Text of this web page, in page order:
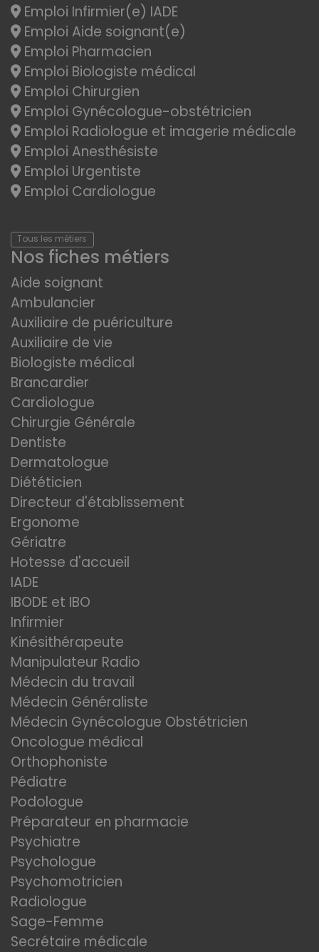
Emploi Infirmier(e) IADE
Emploi Aide soignant(e)
Emploi Pharmacien
Emploi Biologiste médical
Emploi Chirurgien
Emploi Gynécologue-obstétricien
Emploi Radiologue et imagerie médicale
Emploi Anesthésiste
Emploi Urgentiste
Emploi Cardiologue
Tous les métiers
Nos fiches métiers
Aide soignant
Ambulancier
Auxiliaire de puériculture
Auxiliaire de vie
Biologiste médical
Brancardier
Cardiologue
Chirurgie Générale
Dentiste
Dermatologue
Diététicien
Directeur d'établissement
Ergonome
Gériatre
Hotesse d'accueil
IADE
IBODE et IBO
Infirmier
Kinésithérapeute
Manipulateur Radio
Médecin du travail
Médecin Généraliste
Médecin Gynécologue Obstétricien
Oncologue médical
Orthophoniste
Pédiatre
Podologue
Préparateur en pharmacie
Psychiatre
Psychologue
Psychomotricien
Radiologue
Sage-Femme
Secrétaire médicale